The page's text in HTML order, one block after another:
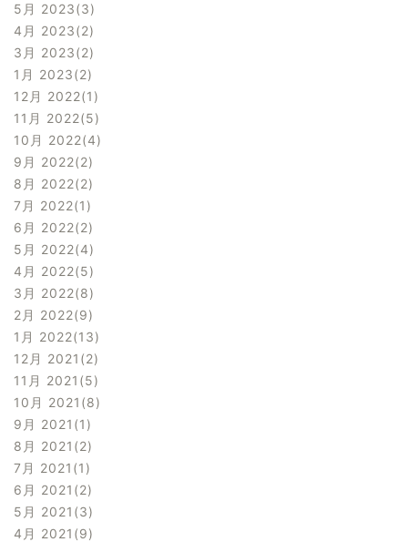
5月 2023 3
4月 2023 2
3月 2023 2
1月 2023 2
12月 2022 1
11月 2022 5
10月 2022 4
9月 2022 2
8月 2022 2
7月 2022 1
6月 2022 2
5月 2022 4
4月 2022 5
3月 2022 8
2月 2022 9
1月 2022 13
12月 2021 2
11月 2021 5
10月 2021 8
9月 2021 1
8月 2021 2
7月 2021 1
6月 2021 2
5月 2021 3
4月 2021 9